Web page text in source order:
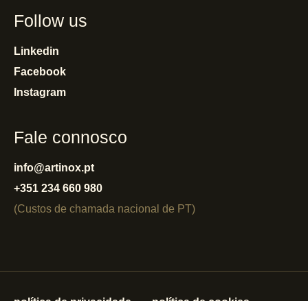
Follow us
Linkedin
Facebook
Instagram
Fale connosco
info@artinox.pt
+351 234 660 980
(Custos de chamada nacional de PT)